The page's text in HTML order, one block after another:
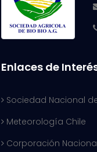
Enlaces de
Sociedad Nacional
Meteorología Chile
Corporación